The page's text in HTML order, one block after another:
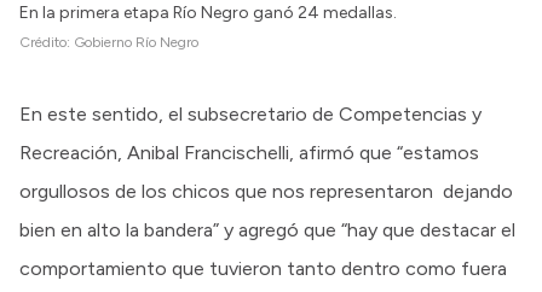
En la primera etapa Río Negro ganó 24 medallas.
Crédito: Gobierno Río Negro
En este sentido, el subsecretario de Competencias y
Recreación, Anibal Francischelli, afirmó que “estamos
orgullosos de los chicos que nos representaron dejando
bien en alto la bandera” y agregó que “hay que destacar el
comportamiento que tuvieron tanto dentro como fuera